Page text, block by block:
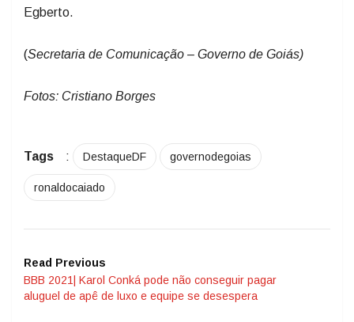
Egberto.
(Secretaria de Comunicação – Governo de Goiás)
Fotos: Cristiano Borges
Tags : DestaqueDF governodegoias
ronaldocaiado
Read Previous
BBB 2021| Karol Conká pode não conseguir pagar
aluguel de apê de luxo e equipe se desespera